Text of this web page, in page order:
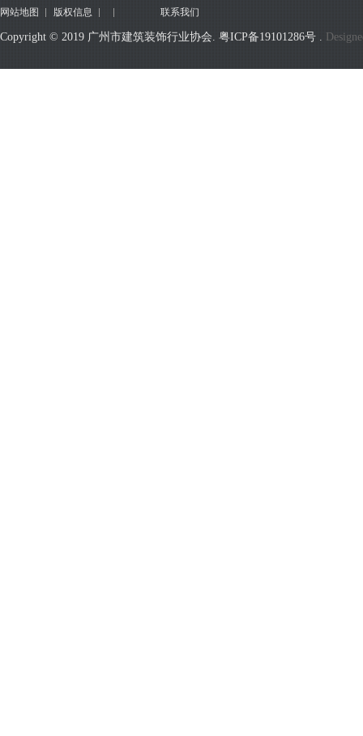
网站地图 版权信息 联系我们
Copyright © 2019 广州市建筑装饰行业协会. 粤ICP备19101286号